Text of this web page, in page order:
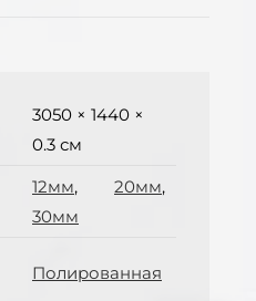
3050 × 1440 ×
0.3 см
12мм, 20мм,
30мм
Полированная